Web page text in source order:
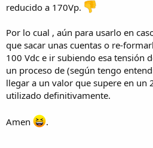
reducido a 170Vp.
Por lo cual , aún para usarlo en
que sacar unas cuentas o re-
100 Vdc e ir subiendo esa tensión
un proceso de (según tengo
llegar a un valor que supere en un
utilizado definitivamente.
Amen .